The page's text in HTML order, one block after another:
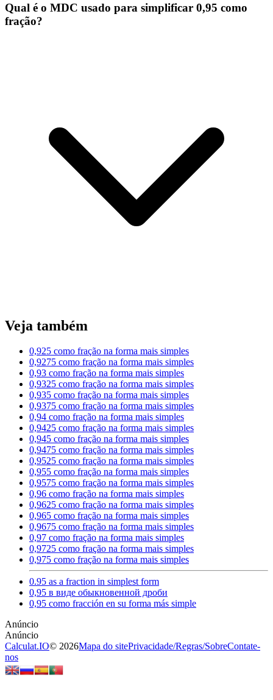
Qual é o MDC usado para simplificar 0,95 como
fração?
Veja também
0,925 como fração na forma mais simples
0,9275 como fração na forma mais simples
0,93 como fração na forma mais simples
0,9325 como fração na forma mais simples
0,935 como fração na forma mais simples
0,9375 como fração na forma mais simples
0,94 como fração na forma mais simples
0,9425 como fração na forma mais simples
0,945 como fração na forma mais simples
0,9475 como fração na forma mais simples
0,9525 como fração na forma mais simples
0,955 como fração na forma mais simples
0,9575 como fração na forma mais simples
0,96 como fração na forma mais simples
0,9625 como fração na forma mais simples
0,965 como fração na forma mais simples
0,9675 como fração na forma mais simples
0,97 como fração na forma mais simples
0,9725 como fração na forma mais simples
0,975 como fração na forma mais simples
0.95 as a fraction in simplest form
0,95 в виде обыкновенной дроби
0,95 como fracción en su forma más simple
Calculat.IO© 2026Mapa do sitePrivacidade/Regras/SobreContate-
nos